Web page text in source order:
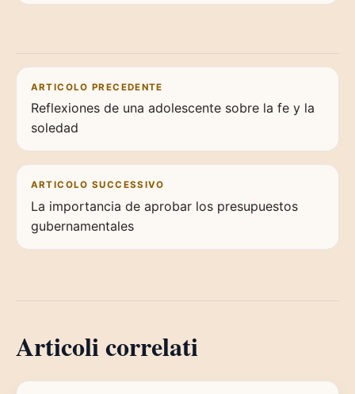
Navigazione articoli
ARTICOLO PRECEDENTE
Reflexiones de una adolescente sobre la fe y la
soledad
ARTICOLO SUCCESSIVO
La importancia de aprobar los presupuestos
gubernamentales
Articoli correlati